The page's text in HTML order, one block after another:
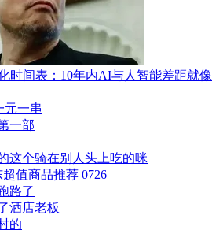
时间表：10年内AI与人智能差距就像
元一串
一部
这个骑在别人头上吃的咪
值商品推荐 0726
路了
酒店老板
的